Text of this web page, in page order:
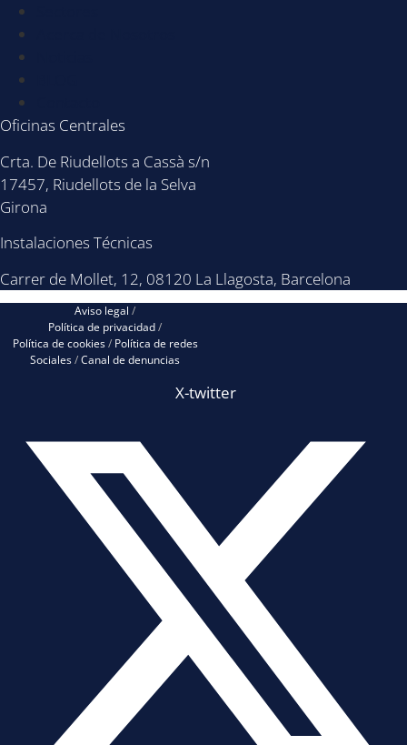
Oficinas Centrales
Crta. De Riudellots a Cassà s/n
17457, Riudellots de la Selva
Girona
Instalaciones Técnicas
Carrer de Mollet, 12, 08120 La Llagosta, Barcelona
Aviso legal /
Política de privacidad/
Política de cookies/Política de redes
Sociales/Canal de denuncias
X-twitter